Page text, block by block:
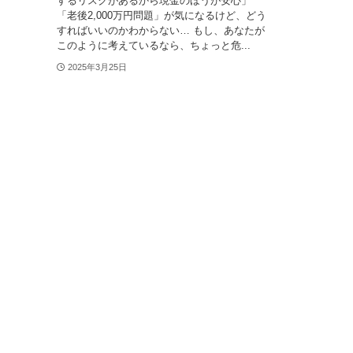
「老後2,000万円問題」が気になるけど、どう
すればいいのかわからない… もし、あなたが
このように考えているなら、ちょっと危...
2025年3月25日